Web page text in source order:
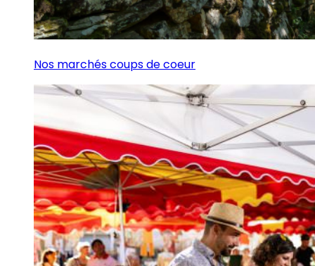
Nos marchés coups de coeur